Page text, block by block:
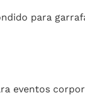
para
eventos